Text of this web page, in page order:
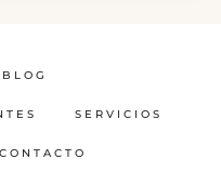
BLOG
SERVICIOS
CONTACTO